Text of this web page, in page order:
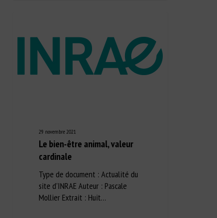
29 novembre 2021
Le bien-être animal, valeur
cardinale
Type de document : Actualité du
site d'INRAE Auteur : Pascale
Mollier Extrait : Huit…